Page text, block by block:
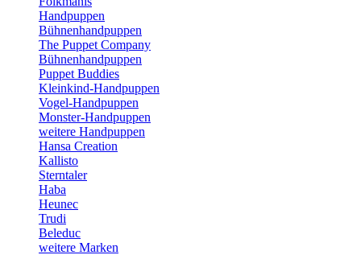
Handpuppen
Bühnenhandpuppen
The Puppet Company
Bühnenhandpuppen
Puppet Buddies
Kleinkind-Handpuppen
Vogel-Handpuppen
Monster-Handpuppen
weitere Handpuppen
Hansa Creation
Kallisto
Sterntaler
Haba
Heunec
Trudi
Beleduc
weitere Marken